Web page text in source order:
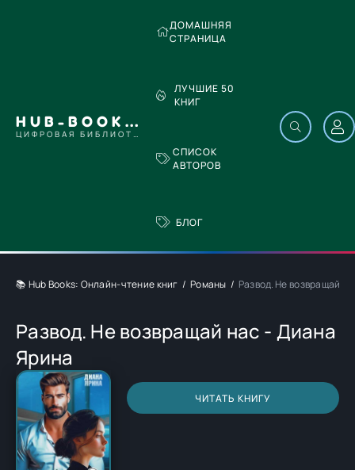
HUB-BOOKS.COM
ЦИФРОВАЯ БИБЛИОТЕКА
ДОМАШНЯЯ
СТРАНИЦА
ЛУЧШИЕ 50
КНИГ
СПИСОК
АВТОРОВ
БЛОГ
📚 Hub Books: Онлайн-чтение книг Романы Развод. Не возвращай
Развод. Не возвращай нас - Диана
Ярина
ЧИТАТЬ КНИГУ